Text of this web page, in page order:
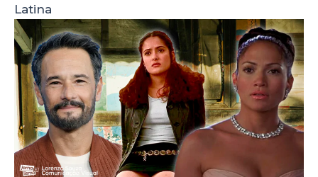
Latina